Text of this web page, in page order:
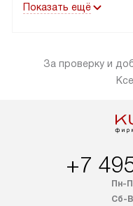
в пределах МКАД до
«в наличии» может
покупателю в
и другие регионы
через транспортную
компания бесплатно
заказ до
транспортной
Показать ещё
За проверку и
+7
Пн-
Сб-